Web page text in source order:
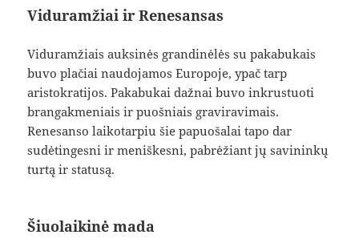
Viduramžiai ir Renesansas
Viduramžiais auksinės grandinėlės su pakabukais
buvo plačiai naudojamos Europoje, ypač tarp
aristokratijos. Pakabukai dažnai buvo inkrustuoti
brangakmeniais ir puošniais graviravimais.
Renesanso laikotarpiu šie papuošalai tapo dar
sudėtingesni ir meniškesni, pabrėžiant jų savininkų
turtą ir statusą.
Šiuolaikinė mada